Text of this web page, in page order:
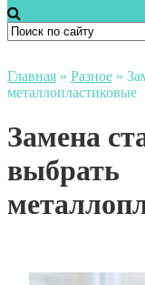
Главная » Разное »
металлопластиковые
Замена
выбрать